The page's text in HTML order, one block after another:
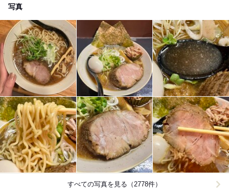
写真
すべての写真を見る（2778件）